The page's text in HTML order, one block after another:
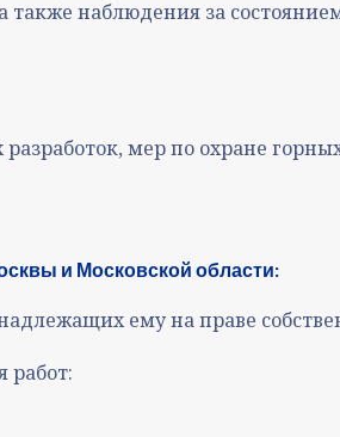
наблюдения за
мер по охране
и Московской области:
ему на праве
работ: